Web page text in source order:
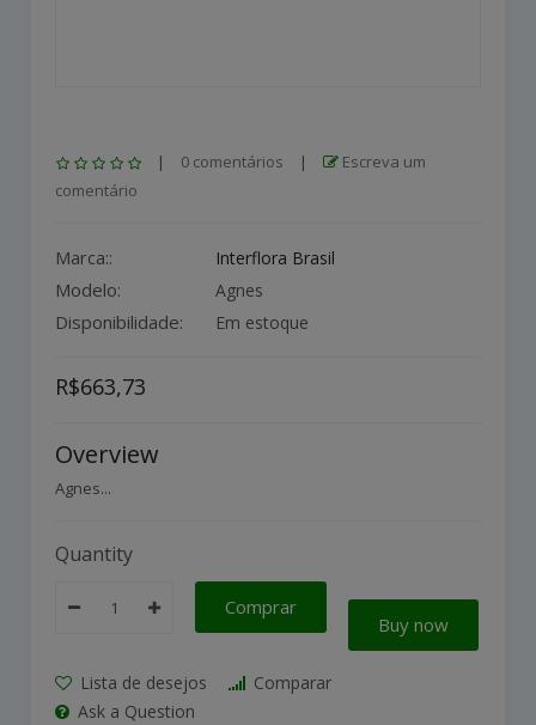
| 0 comentários |
Escreva um
comentário
Marca:: Interflora Brasil
Modelo: Agnes
Disponibilidade: Em estoque
R$663,73
Overview
Agnes...
Quantity
Comprar
Buy now
Lista de desejos
Comparar
Ask a Question